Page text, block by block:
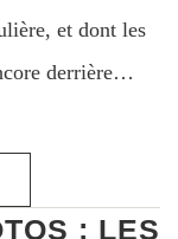
et dont les
derrière…
: LES